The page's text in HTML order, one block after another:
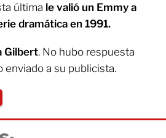
última le valió un Emmy a
dramática en 1991.
Gilbert. No hubo respuesta
enviado a su publicista.